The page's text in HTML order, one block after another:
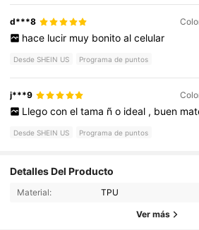
d***8
hace lucir muy bonito al celular
Desde SHEIN US Programa de puntos
j***9
Llego con el tama ñ o ideal , buen
Desde SHEIN US Programa de puntos
Detalles Del Producto
Material: TPU
Ver más
4.92 6.6K Seguidores
6.6K Seguidores